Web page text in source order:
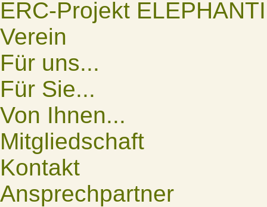
ERC-Projekt
Verein
Für uns...
Für Sie...
Von Ihnen...
Mitgliedschaft
Kontakt
Ansprechpartner